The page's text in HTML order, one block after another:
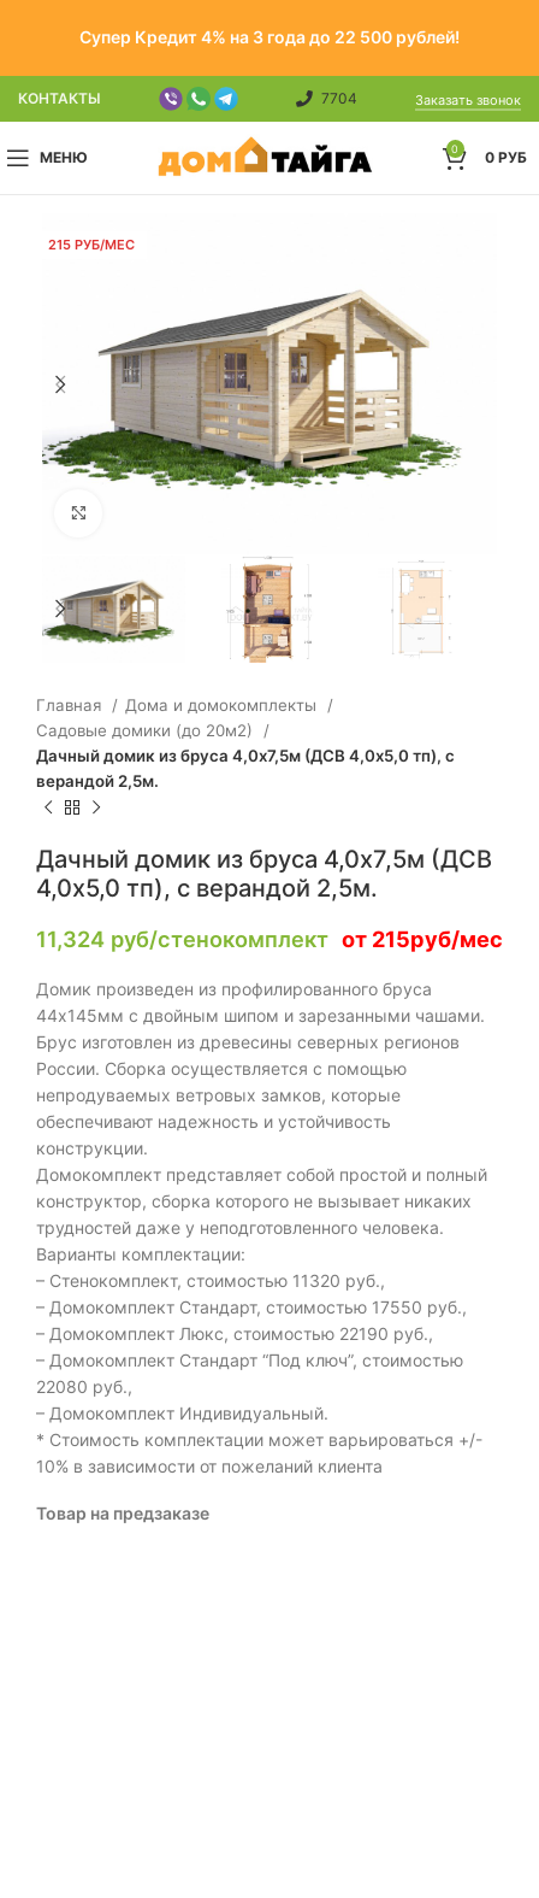
Супер Кредит 4% на 3 года до 22 500 рублей!
КОНТАКТЫ 7704 Заказать звонок
МЕНЮ 0 0 РУБ
215 РУБ/МЕС
Главная
Дома и домокомплекты
Садовые домики (до 20м2)
Дачный домик из бруса 4,0х7,5м (ДСВ 4,0х5,0 тп), с
верандой 2,5м.
Дачный домик из бруса 4,0х7,5м (ДСВ
4,0х5,0 тп), с верандой 2,5м.
11,324 руб/стенокомплект от 215руб/мес
Домик произведен из профилированного бруса
44х145мм с двойным шипом и зарезанными чашами.
Брус изготовлен из древесины северных регионов
России. Сборка осуществляется с помощью
непродуваемых ветровых замков, которые
обеспечивают надежность и устойчивость
конструкции.
Домокомплект представляет собой простой и полный
конструктор, сборка которого не вызывает никаких
трудностей даже у неподготовленного человека.
Варианты комплектации:
– Стенокомплект, стоимостью 11320 руб.,
– Домокомплект Стандарт, стоимостью 17550 руб.,
– Домокомплект Люкс, стоимостью 22190 руб.,
– Домокомплект Стандарт “Под ключ”, стоимостью
22080 руб.,
– Домокомплект Индивидуальный.
* Стоимость комплектации может варьироваться +/-
10% в зависимости от пожеланий клиента
Товар на предзаказе